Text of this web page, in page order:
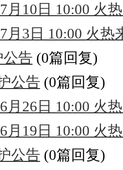
月10日 10:00 火
月3日 10:00 火热
公告 (0篇回复)
公告 (0篇回复)
月26日 10:00 火
月19日 10:00 火
公告 (0篇回复)